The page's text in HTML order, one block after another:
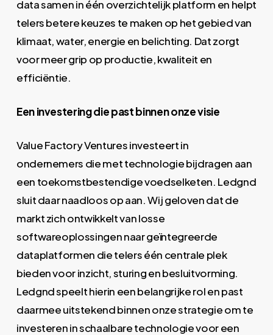
data samen in één overzichtelijk platform en helpt
telers betere keuzes te maken op het gebied van
klimaat, water, energie en belichting. Dat zorgt
voor meer grip op productie, kwaliteit en
efficiëntie.
Een investering die past binnen onze visie
Value Factory Ventures investeert in
ondernemers die met technologie bijdragen aan
een toekomstbestendige voedselketen. Ledgnd
sluit daar naadloos op aan. Wij geloven dat de
markt zich ontwikkelt van losse
softwareoplossingen naar geïntegreerde
dataplatformen die telers één centrale plek
bieden voor inzicht, sturing en besluitvorming.
Ledgnd speelt hierin een belangrijke rol en past
daarmee uitstekend binnen onze strategie om te
investeren in schaalbare technologie voor een